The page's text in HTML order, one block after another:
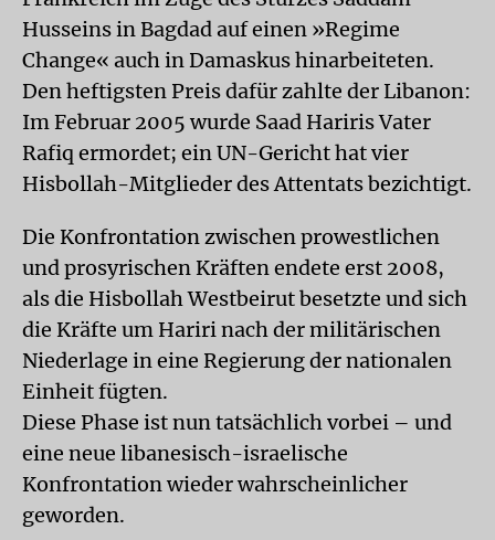
Husseins in Bagdad auf einen »Regime
Change« auch in Damaskus hinarbeiteten.
Den heftigsten Preis dafür zahlte der Libanon:
Im Februar 2005 wurde Saad Hariris Vater
Rafiq ermordet; ein UN-Gericht hat vier
Hisbollah-Mitglieder des Attentats bezichtigt.
Die Konfrontation zwischen prowestlichen
und prosyrischen Kräften endete erst 2008,
als die Hisbollah Westbeirut besetzte und sich
die Kräfte um Hariri nach der militärischen
Niederlage in eine Regierung der nationalen
Einheit fügten.
Diese Phase ist nun tatsächlich vorbei – und
eine neue libanesisch-israelische
Konfrontation wieder wahrscheinlicher
geworden.